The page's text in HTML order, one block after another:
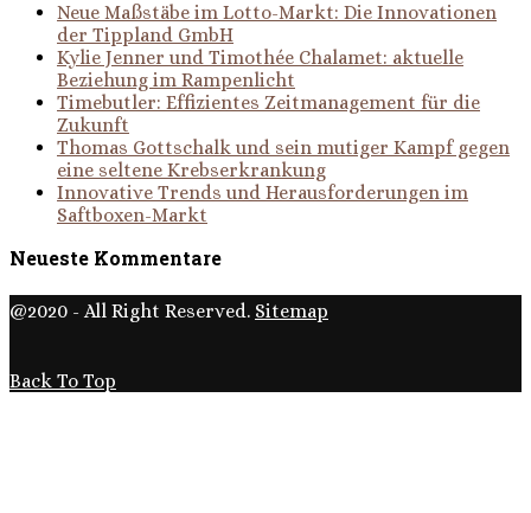
Neue Maßstäbe im Lotto-Markt: Die Innovationen
der Tippland GmbH
Kylie Jenner und Timothée Chalamet: aktuelle
Beziehung im Rampenlicht
Timebutler: Effizientes Zeitmanagement für die
Zukunft
Thomas Gottschalk und sein mutiger Kampf gegen
eine seltene Krebserkrankung
Innovative Trends und Herausforderungen im
Saftboxen-Markt
Neueste Kommentare
@2020 - All Right Reserved. Sitemap
Back To Top